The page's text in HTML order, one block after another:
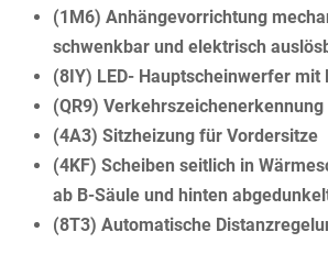
(1M6) Anhängevorrichtung
schwenkbar und elektrisch
(8IY) LED- Hauptscheinwerfer mit
(QR9) Verkehrszeichenerkennung
(4A3) Sitzheizung für Vordersitze
(4KF) Scheiben seitlich in
ab B-Säule und hinten
(8T3) Automatische